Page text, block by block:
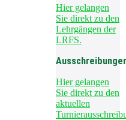
Hier gelangen
Sie direkt zu den
Lehrgängen der
LRFS.
Hier gelangen
Sie direkt zu den
aktuellen